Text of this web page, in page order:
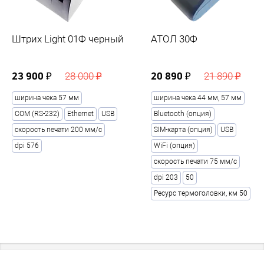
Вес БРУТТО (в граммах)
Аккумулятор
Наличие аккумулятора ?
нет
Штрих Light 01Ф черный
23 900 ₽ 28 000 ₽
ширина чека 57 мм
COM (RS-232)
Ethernet
USB
скорость печати 200 мм/с
dpi 576
АТОЛ 30Ф
20 890 ₽ 21 890 ₽
ширина чека 44 мм, 57 мм
Bluetooth (опция)
SIM-карта (опция)
USB
WiFi (опция)
скорость печати 75 мм/с
dpi 203
50
Ресурс термоголовки, км 50